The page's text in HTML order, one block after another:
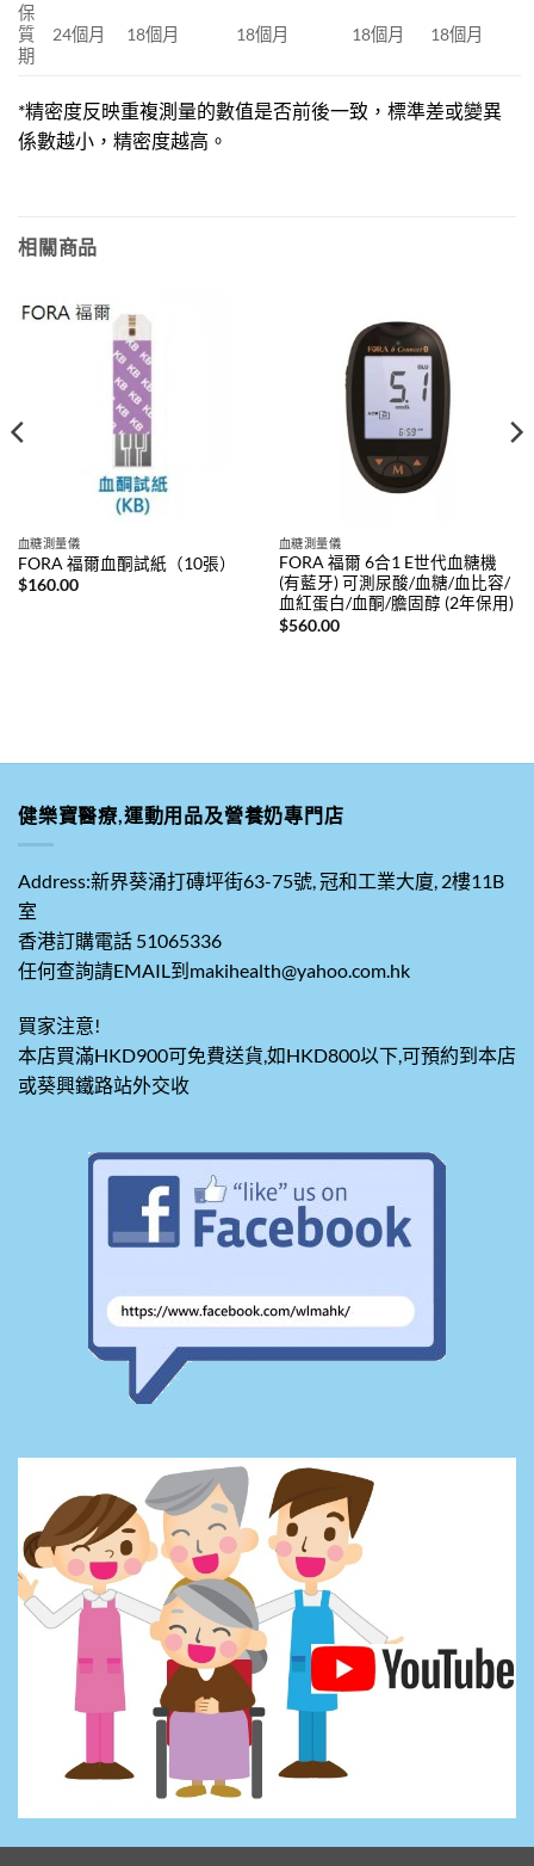
保
質
期
24個月 18個月 18個月 18個月 18個月
*精密度反映重複測量的數值是否前後一致，標準差或變異
係數越小，精密度越高。
相關商品
血糖測量儀
FORA 福爾血酮試紙（10張）
$160.00
血糖測量儀
FORA 福爾 6合1 E世代血糖機
(有藍牙) 可測尿酸/血糖/血比容/
血紅蛋白/血酮/膽固醇 (2年保用)
$560.00
健樂寶醫療,運動用品及營養奶專門店
Address:新界葵涌打磚坪街63-75號, 冠和工業大廈, 2樓11B
室
香港訂購電話 51065336
任何查詢請EMAIL到makihealth@yahoo.com.hk
買家注意!
本店買滿HKD900可免費送貨,如HKD800以下,可預約到本店
或葵興鐵路站外交收